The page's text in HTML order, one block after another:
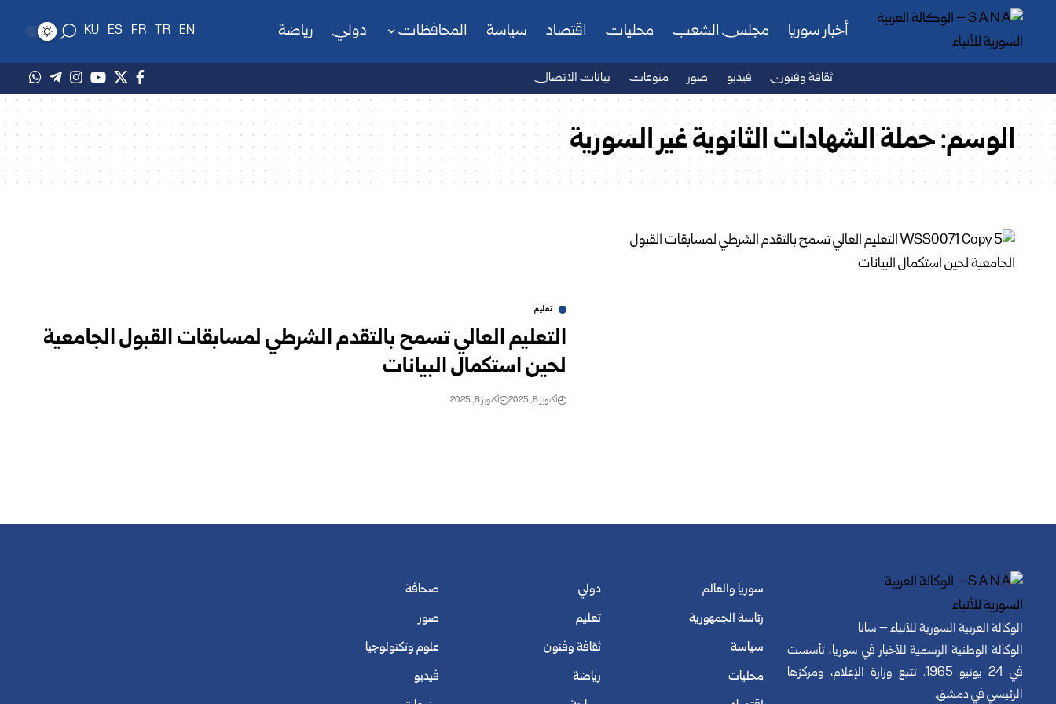
أخبار سوريا مجلس الشعب محليات اقتصاد سياسة المحافظات دولي رياضة EN
TR
FR
ES
KU
ثقافة وفنون فيديو صور منوعات بيانات الاتصال
الوسم:حملة الشهادات الثانوية غير السورية
تعليم
التعليم العالي تسمح بالتقدم الشرطي لمسابقات القبول الجامعية
لحين استكمال البيانات
أكتوبر 6, 2025 أكتوبر 6, 2025
الوكالة العربية السورية للأنباء – سانا
الوكالة الوطنية الرسمية للأخبار في سوريا، تأسست
في 24 يونيو 1965. تتبع وزارة الإعلام، ومركزها
الرئيسي في دمشق.
سوريا والعالم
رئاسة الجمهورية
سياسة
محليات
دولي
تعليم
ثقافة وفنون
رياضة
صحافة
صور
علوم وتكنولوجيا
فيديو